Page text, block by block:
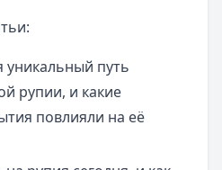
уникальный путь
рупии, и какие
повлияли на её